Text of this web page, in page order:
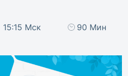
15:15 Мск 90 Мин